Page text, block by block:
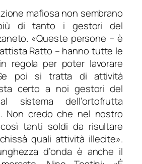
mafiosa non sembrano
di tanto i gestori del
«Queste persone – è
Ratto – hanno tutte le
regola per poter lavorare
poi si tratta di attività
certo a noi gestori del
sistema dell’ortofrutta
Non credo che nel nostro
tanti soldi da risultare
quali attività illecite».
d’onda è anche il